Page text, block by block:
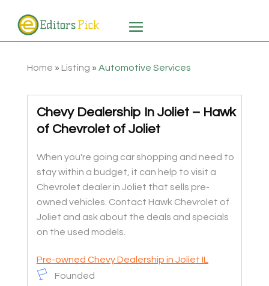
Home » Listing » Automotive Services
Chevy Dealership In Joliet – Hawk
of Chevrolet of Joliet
When you're going car shopping and need to
stay within a budget, it can help to visit a
Chevrolet dealer in Joliet that sells pre-
owned vehicles. Contact Hawk Chevrolet of
Joliet and ask about the deals and specials
on the used models.
Pre-owned Chevy Dealership in Joliet IL
Founded